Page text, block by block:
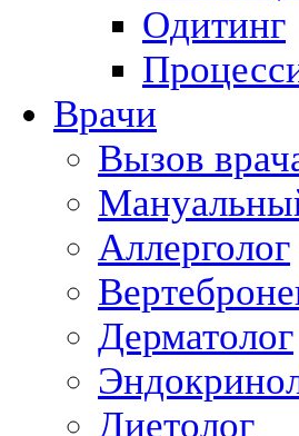
Одитинг
Врачи
Вызов
Аллерголог
Дерматолог
Диетолог